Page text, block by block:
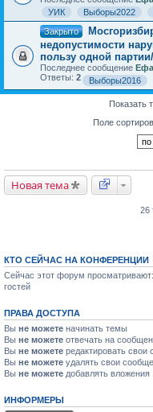
УИК
Выборы2022
Закрыто
недопустимости
пользу одной
Последнее сообщение
Ответы: 2 Выборы2016
Показать
Поле
Новая тема
26
КТО СЕЙЧАС НА КОНФЕРЕНЦИИ
Сейчас этот форум
гостей
ПРАВА ДОСТУПА
Вы не можете начинать темы
Вы не можете отвечать на
Вы не можете редактировать свои
Вы не можете удалять свои
Вы не можете добавлять вложения
ИНФОРМЕРЫ